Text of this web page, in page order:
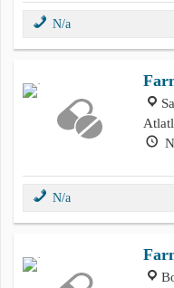
N/a
N/a